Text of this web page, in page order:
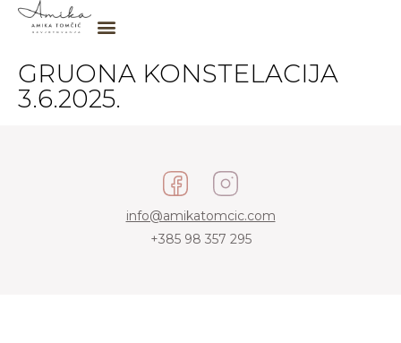
GRUONA KONSTELACIJA
3.6.2025.
info@amikatomcic.com
+385 98 357 295